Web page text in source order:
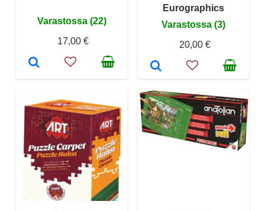
Varastossa (22)
17,00 €
Eurographics
Varastossa (3)
20,00 €